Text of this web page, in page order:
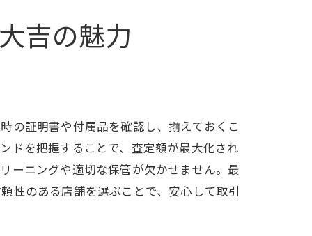
吉の魅力
の証明書や付属品を確認し、揃えておくこ
ドを把握することで、査定額が最大化され
ーニングや適切な保管が欠かせません。最
性のある店舗を選ぶことで、安心して取引